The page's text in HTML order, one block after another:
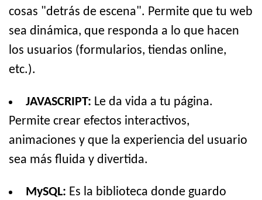
cosas "detrás de escena". Permite que tu web
sea dinámica, que responda a lo que hacen
los usuarios (formularios, tiendas online,
etc.).
JAVASCRIPT: Le da vida a tu página.
Permite crear efectos interactivos,
animaciones y que la experiencia del usuario
sea más fluida y divertida.
MySQL: Es la biblioteca donde guardo